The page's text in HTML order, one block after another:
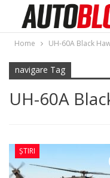
Home UH-60A Black
navigare Tag
UH-60A
ȘTIRI